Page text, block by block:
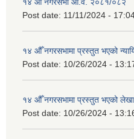
१४ औँ नगरसभा आ.व. २०८१/०८२
Post date: 11/11/2024 -
१४ औँ नगरसभामा प्रस्तुत भएको
Post date: 10/26/2024 -
१४ औँ नगरसभामा प्रस्तुत भएको
Post date: 10/26/2024 -